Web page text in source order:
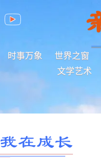
时事万象 世界之窗
文学艺术
我在成长